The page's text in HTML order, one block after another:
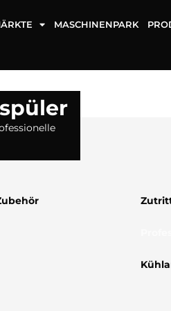
MASCHINENPARK